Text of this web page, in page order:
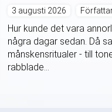
3 augusti 2026
Hur kunde det vara
några dagar sedan. Då
månskensritualer - till
rabblade...